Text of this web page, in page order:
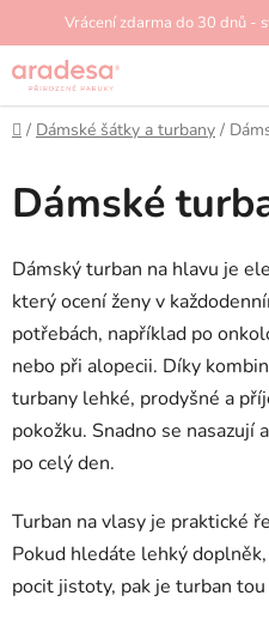
obsah
Vrácení zdarma do 30 dnů -
Domů
/ Dámské šátky a turbany /
Dámské
Dámský turban na hlavu je
který ocení ženy v
potřebách, například po
nebo při alopecii. Díky
turbany lehké, prodyšné a
pokožku. Snadno se
po celý den.
Turban na vlasy je praktické
Pokud hledáte lehký
pocit jistoty, pak je turban